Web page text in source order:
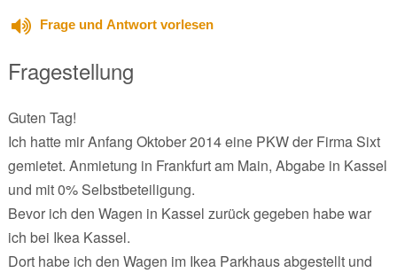
Frage und Antwort vorlesen
Fragestellung
Guten Tag!
Ich hatte mir Anfang Oktober 2014 eine PKW der Firma Sixt
gemietet. Anmietung in Frankfurt am Main, Abgabe in Kassel
und mit 0% Selbstbeteiligung.
Bevor ich den Wagen in Kassel zurück gegeben habe war
ich bei Ikea Kassel.
Dort habe ich den Wagen im Ikea Parkhaus abgestellt und